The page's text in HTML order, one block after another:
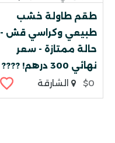
طقم طاولة خشب
طبيعي وكراسي قش -
حالة ممتازة - سعر
نهائي 300 درهم! ????
$0
الشارقة